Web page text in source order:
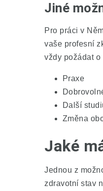
Jiné
Pro práci v
vaše profesní
vždy požádat
Praxe
Další
Změna
Jaké
Jednou z
zdravotní stav